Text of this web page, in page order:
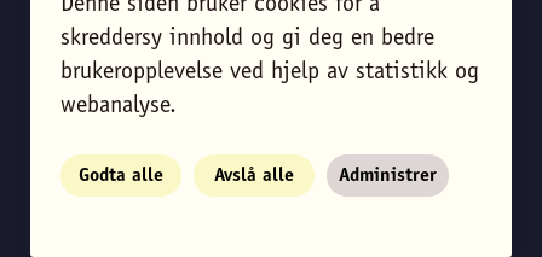
Denne siden bruker cookies for å
skreddersy innhold og gi deg en bedre
brukeropplevelse ved hjelp av statistikk og
webanalyse.
Godta alle Avslå alle Administrer
Meld meg på nyhetsbrevet
Endre personverninnstillinger
View English site